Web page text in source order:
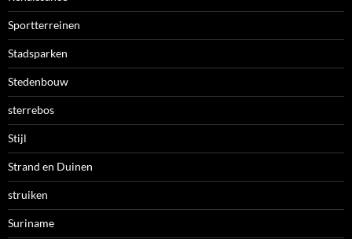
Sportterreinen
Stadsparken
Stedenbouw
sterrebos
Stijl
Strand en Duinen
struiken
Suriname